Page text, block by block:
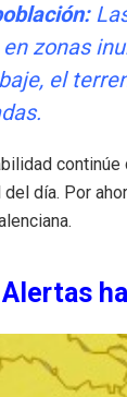
zonas
el
continúe
día. Por